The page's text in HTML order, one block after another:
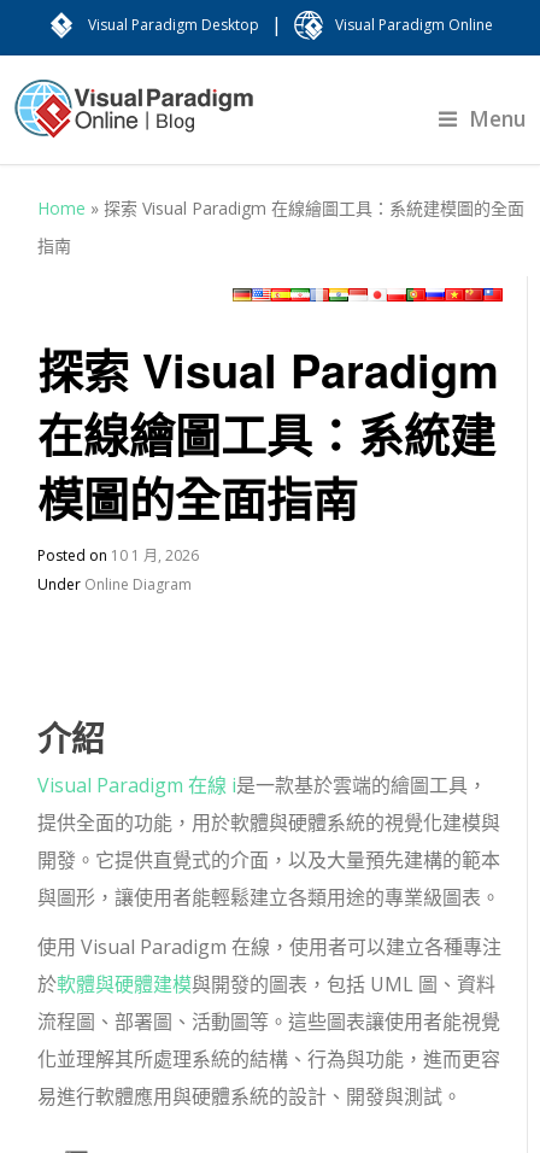
Visual Paradigm Desktop | Visual Paradigm Online
Menu
Home »探索 Visual Paradigm 在線繪圖工具：系統建模圖的全面
指南
探索 Visual Paradigm
在線繪圖工具：系統建
模圖的全面指南
Posted on 10 1 月, 2026
Under Online Diagram
介紹
Visual Paradigm 在線 i是一款基於雲端的繪圖工具，
提供全面的功能，用於軟體與硬體系統的視覺化建模與
開發。它提供直覺式的介面，以及大量預先建構的範本
與圖形，讓使用者能輕鬆建立各類用途的專業級圖表。
使用 Visual Paradigm 在線，使用者可以建立各種專注
於軟體與硬體建模與開發的圖表，包括 UML 圖、資料
流程圖、部署圖、活動圖等。這些圖表讓使用者能視覺
化並理解其所處理系統的結構、行為與功能，進而更容
易進行軟體應用與硬體系統的設計、開發與測試。